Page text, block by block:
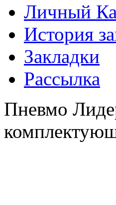
Личный
История
Закладки
Рассылка
Пневмо